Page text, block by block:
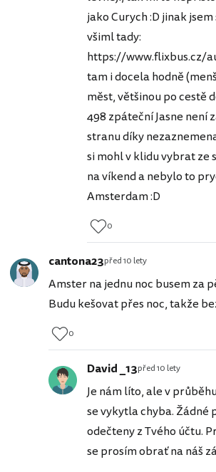
jako Curych :D jinak
všiml tady:
https://www.flixbus.cz/
tam i docela hodně
měst, většinou po cestě
498 zpáteční Jasne není
stranu díky
si mohl v klidu vybrat ze
na víkend a nebylo to
Amsterdam :D
0
cantona23před 10 lety
Amster na jednu noc busem za
Budu kešovat přes noc, takže
0
David _13před 10 lety
Je nám líto, ale v
se vykytla chyba. Žádné
odečteny z Tvého účtu.
se prosím obrať na náš